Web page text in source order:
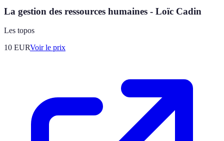
La gestion des ressources humaines - Loïc Cadin
Les topos
10 EURVoir le prix